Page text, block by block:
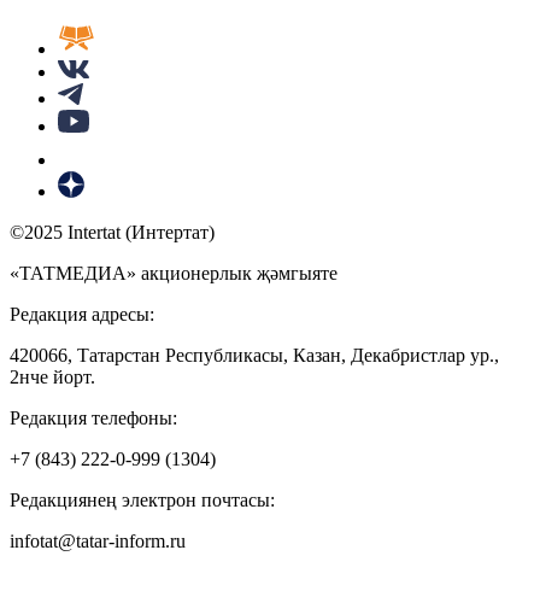
©2025 Intertat (Интертат)
«ТАТМЕДИА» акционерлык җәмгыяте
Редакция адресы:
420066, Татарстан Республикасы, Казан, Декабристлар ур.,
2нче йорт.
Редакция телефоны:
+7 (843) 222-0-999 (1304)
Редакциянең электрон почтасы:
infotat@tatar-inform.ru